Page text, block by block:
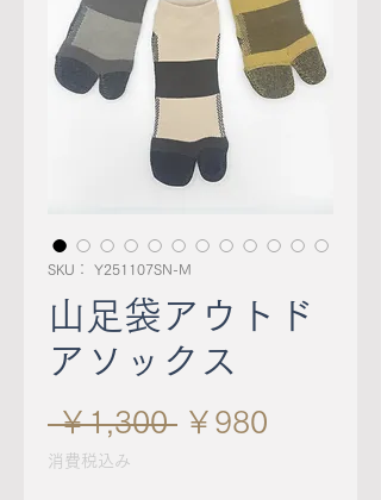
SKU： Y251107SN-M
山足袋アウトド
アソックス
￥1,300 通￥980
消費税込み